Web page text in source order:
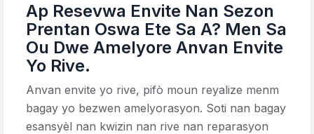
Ap Resevwa Envite Nan Sezon
Prentan Oswa Ete Sa A? Men Sa
Ou Dwe Amelyore Anvan Envite
Yo Rive.
Anvan envite yo rive, pifò moun reyalize menm
bagay yo bezwen amelyorasyon. Soti nan bagay
esansyèl nan kwizin nan rive nan reparasyon